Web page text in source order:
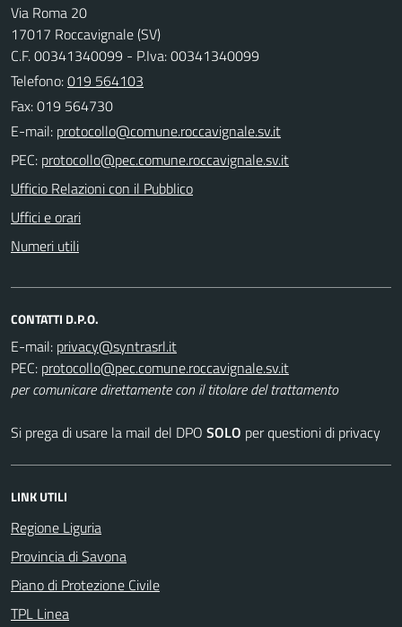
Via Roma 20
17017 Roccavignale (SV)
C.F. 00341340099 - P.Iva: 00341340099
Telefono:019 564103
Fax: 019 564730
E-mail:
PEC:
Ufficio Relazioni con il Pubblico
Uffici e orari
Numeri utili
CONTATTI D.P.O.
E-mail:
PEC:
per comunicare direttamente con il titolare del trattamento
Si prega di usare la mail del DPO SOLO per questioni di privacy
LINK UTILI
Regione Liguria
Provincia di Savona
Piano di Protezione Civile
TPL Linea